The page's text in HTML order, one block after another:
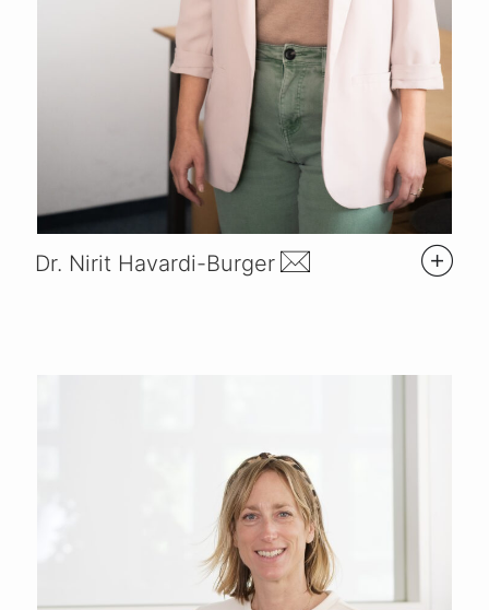
Dr. Nirit Havardi-Burger